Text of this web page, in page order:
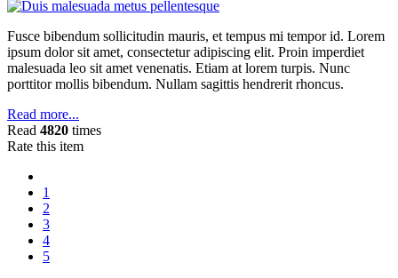
Fusce bibendum sollicitudin mauris, et tempus mi tempor id. Lorem
ipsum dolor sit amet, consectetur adipiscing elit. Proin imperdiet
malesuada leo sit amet venenatis. Etiam at lorem turpis. Nunc
porttitor mollis bibendum. Nullam sagittis hendrerit rhoncus.
Read more...
Read 4820 times
Rate this item
1
2
3
4
5